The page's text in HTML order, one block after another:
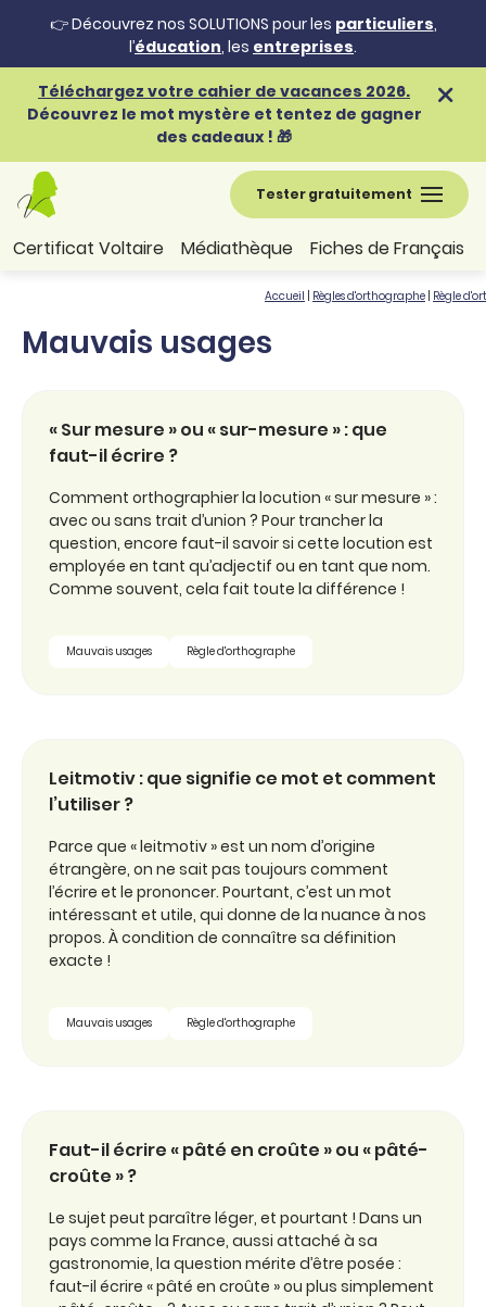
👉 Découvrez nos SOLUTIONS pour les particuliers,
l’éducation, les entreprises.
Téléchargez votre cahier de vacances 2026.
Découvrez le mot mystère et tentez de gagner
des cadeaux ! 🎁
Tester gratuitement
Certificat Voltaire Médiathèque Fiches de Français
Accueil Règles d'orthographe Règle
Mauvais usages
« Sur mesure » ou « sur-mesure » : que
faut-il écrire ?
Comment orthographier la locution « sur mesure » :
avec ou sans trait d’union ? Pour trancher la
question, encore faut-il savoir si cette locution est
employée en tant qu’adjectif ou en tant que nom.
Comme souvent, cela fait toute la différence !
Mauvais usages Règle d'orthographe
Leitmotiv : que signifie ce mot et comment
l’utiliser ?
Parce que « leitmotiv » est un nom d’origine
étrangère, on ne sait pas toujours comment
l’écrire et le prononcer. Pourtant, c’est un mot
intéressant et utile, qui donne de la nuance à nos
propos. À condition de connaître sa définition
exacte !
Mauvais usages Règle d'orthographe
Faut-il écrire « pâté en croûte » ou « pâté-
croûte » ?
Le sujet peut paraître léger, et pourtant ! Dans un
pays comme la France, aussi attaché à sa
gastronomie, la question mérite d’être posée :
faut-il écrire « pâté en croûte » ou plus simplement